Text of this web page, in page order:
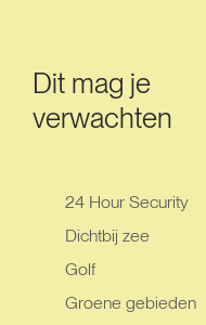
Dit mag je
verwachten
24 Hour Security
Dichtbij zee
Golf
Groene gebieden